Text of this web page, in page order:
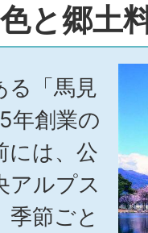
と郷土
る「馬見
年創業の
には、公
アルプス
季節ごと